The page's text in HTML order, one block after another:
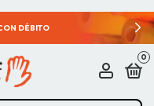
CON UN ASESOR HACIENDO
0